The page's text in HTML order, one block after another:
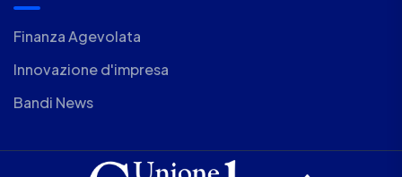
Finanza Agevolata
Innovazione d'impresa
Bandi News